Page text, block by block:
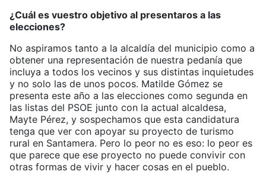
¿Cuál es vuestro objetivo al presentaros a las
elecciones?
No aspiramos tanto a la alcaldía del municipio como a
obtener una representación de nuestra pedanía que
incluya a todos los vecinos y sus distintas inquietudes
y no solo las de unos pocos. Matilde Gómez se
presenta este año a las elecciones como segunda en
las listas del PSOE junto con la actual alcaldesa,
Mayte Pérez, y sospechamos que esta candidatura
tenga que ver con apoyar su proyecto de turismo
rural en Santamera. Pero lo peor no es eso: lo peor es
que parece que ese proyecto no puede convivir con
otras formas de vivir y hacer cosas en el pueblo.